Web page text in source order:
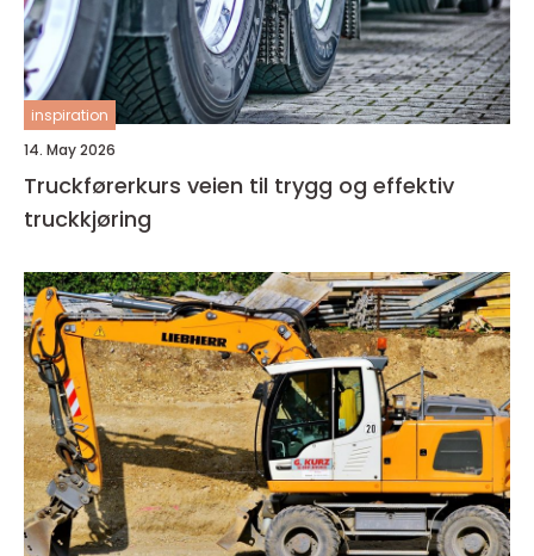
inspiration
14. May 2026
Truckførerkurs veien til trygg og effektiv
truckkjøring